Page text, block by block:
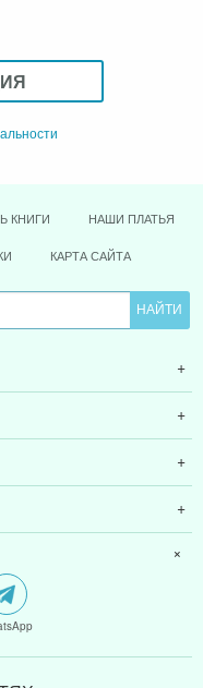
КНИГИ НАШИ ПЛАТЬЯ
КАРТА САЙТА